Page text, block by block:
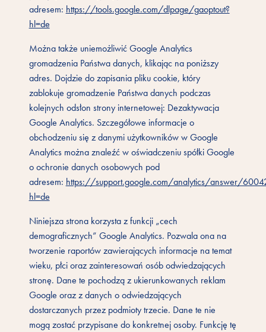
adresem: https://tools.google.com/dlpage/gaoptout?
hl=de
Można także uniemożliwić Google Analytics
gromadzenia Państwa danych, klikając na poniższy
adres. Dojdzie do zapisania pliku cookie, który
zablokuje gromadzenie Państwa danych podczas
kolejnych odsłon strony internetowej: Dezaktywacja
Google Analytics. Szczegółowe informacje o
obchodzeniu się z danymi użytkowników w Google
Analytics można znaleźć w oświadczeniu spółki Google
o ochronie danych osobowych pod
adresem: https://support.google.com/analytics/answer/
hl=de
Niniejsza strona korzysta z funkcji „cech
demograficznych” Google Analytics. Pozwala ona na
tworzenie raportów zawierających informacje na temat
wieku, płci oraz zainteresowań osób odwiedzających
stronę. Dane te pochodzą z ukierunkowanych reklam
Google oraz z danych o odwiedzających
dostarczanych przez podmioty trzecie. Dane te nie
mogą zostać przypisane do konkretnej osoby. Funkcję tę